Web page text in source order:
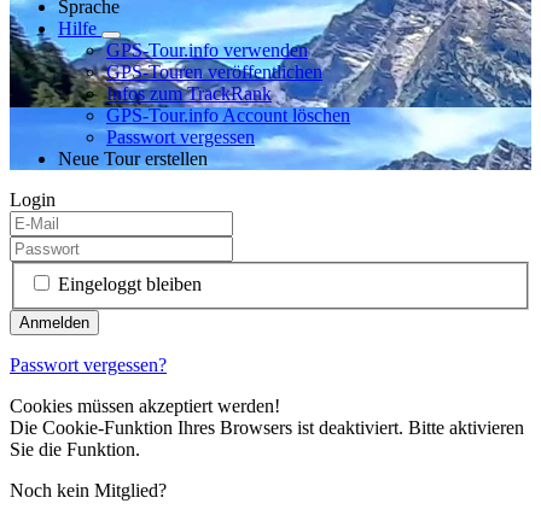
Sprache
Hilfe
GPS-Tour.info verwenden
GPS-Touren veröffentlichen
Infos zum TrackRank
GPS-Tour.info Account löschen
Passwort vergessen
Neue Tour erstellen
Login
Eingeloggt bleiben
Passwort vergessen?
Cookies müssen akzeptiert werden!
Die Cookie-Funktion Ihres Browsers ist deaktiviert. Bitte aktivieren
Sie die Funktion.
Noch kein Mitglied?